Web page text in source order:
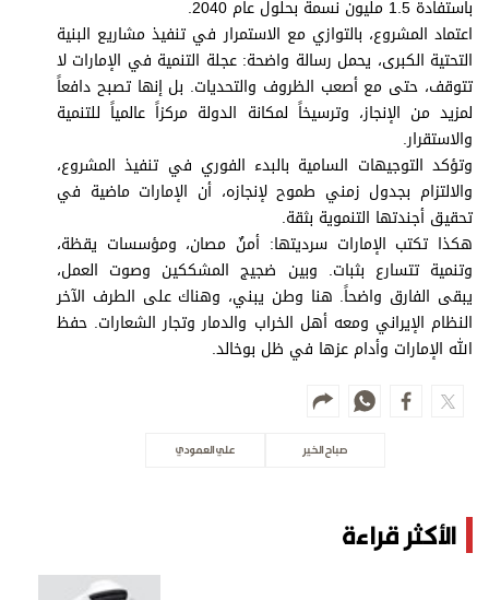
باستفادة 1.5 مليون نسمة بحلول عام 2040.
اعتماد المشروع، بالتوازي مع الاستمرار في تنفيذ مشاريع البنية
التحتية الكبرى، يحمل رسالة واضحة: عجلة التنمية في الإمارات لا
تتوقف، حتى مع أصعب الظروف والتحديات. بل إنها تصبح دافعاً
لمزيد من الإنجاز، وترسيخاً لمكانة الدولة مركزاً عالمياً للتنمية
والاستقرار.
وتؤكد التوجيهات السامية بالبدء الفوري في تنفيذ المشروع،
والالتزام بجدول زمني طموح لإنجازه، أن الإمارات ماضية في
تحقيق أجندتها التنموية بثقة.
هكذا تكتب الإمارات سرديتها: أمنٌ مصان، ومؤسسات يقظة،
وتنمية تتسارع بثبات. وبين ضجيج المشككين وصوت العمل،
يبقى الفارق واضحاً. هنا وطن يبني، وهناك على الطرف الآخر
النظام الإيراني ومعه أهل الخراب والدمار وتجار الشعارات. حفظ
الله الإمارات وأدام عزها في ظل بوخالد.
صباح الخير علي العمودي
الأكثر قراءة